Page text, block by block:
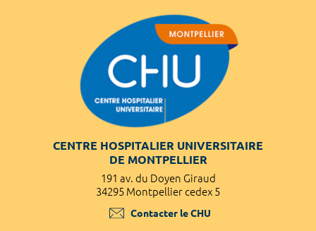
CENTRE HOSPITALIER UNIVERSITAIRE
DE MONTPELLIER
191 av. du Doyen Giraud
34295 Montpellier cedex 5
Contacter le CHU